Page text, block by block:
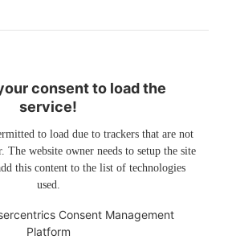
consent to load the
service!
to load due to trackers that are not
The website owner needs to setup the site
this content to the list of technologies
used.
Consent Management
Platform